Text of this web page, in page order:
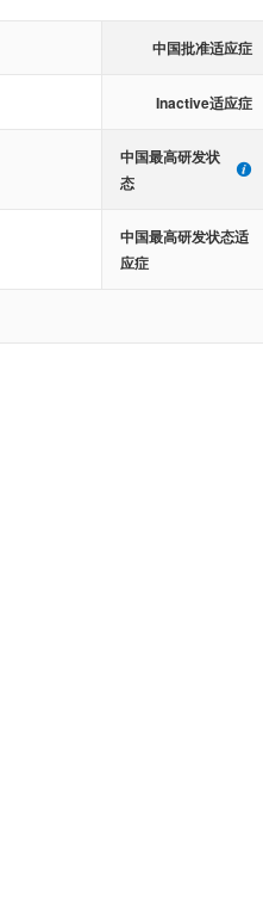
中国批准适应症
Inactive适应症
中国最高研发状
态
中国最高研发状态适
应症